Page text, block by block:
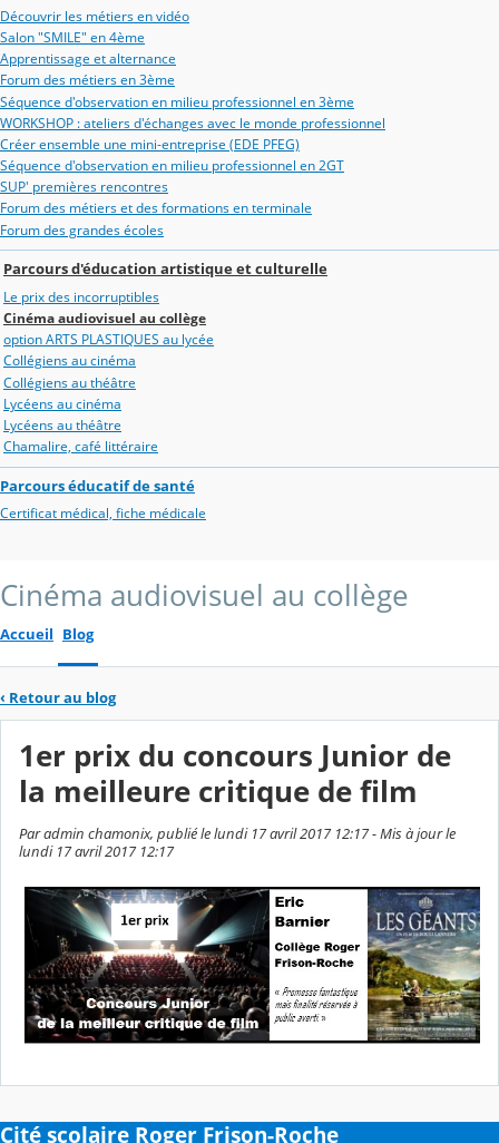
Découvrir les métiers en vidéo
Salon "SMILE" en 4ème
Apprentissage et alternance
Forum des métiers en 3ème
Séquence d'observation en milieu professionnel en 3ème
WORKSHOP : ateliers d'échanges avec le monde professionnel
Créer ensemble une mini-entreprise (EDE PFEG)
Séquence d'observation en milieu professionnel en 2GT
SUP' premières rencontres
Forum des métiers et des formations en terminale
Forum des grandes écoles
Parcours d'éducation artistique et culturelle
Le prix des incorruptibles
Cinéma audiovisuel au collège
option ARTS PLASTIQUES au lycée
Collégiens au cinéma
Collégiens au théâtre
Lycéens au cinéma
Lycéens au théâtre
Chamalire, café littéraire
Parcours éducatif de santé
Certificat médical, fiche médicale
Cinéma audiovisuel au collège
Accueil Blog
‹ Retour au blog
1er prix du concours Junior de
la meilleure critique de film
Par admin chamonix, publié le lundi 17 avril 2017 12:17 - Mis à jour le
lundi 17 avril 2017 12:17
Cité scolaire Roger Frison-Roche